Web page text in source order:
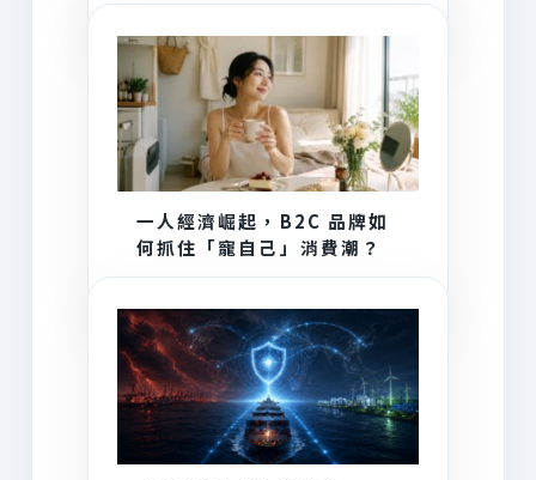
一人經濟崛起，B2C 品牌如
何抓住「寵自己」消費潮？